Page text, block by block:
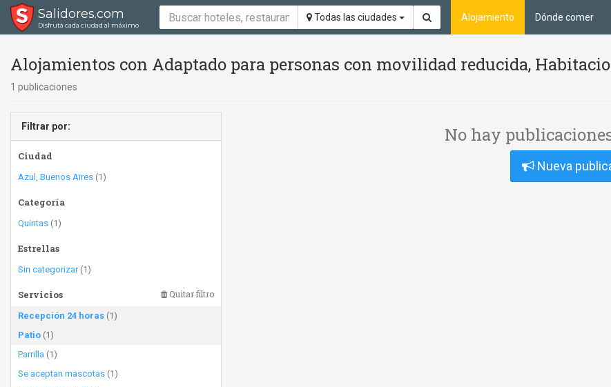
Salidores.com
Disfrutá cada ciudad al máximo
Todas las ciudades Alojamiento Dónde comer
Alojamientos con Adaptado para personas con movilidad reducida,
1 publicaciones
Filtrar por:
Ciudad
Azul, Buenos Aires (1)
Categoría
Quintas (1)
Estrellas
Sin categorizar(1)
Servicios Quitar filtro
Recepción 24 horas (1)
Patio (1)
Parrilla (1)
Se aceptan mascotas (1)
No hay
Nueva